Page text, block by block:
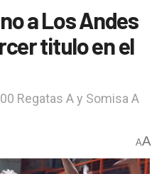
a Los Andes
titulo en el
Regatas A y Somisa A
AA